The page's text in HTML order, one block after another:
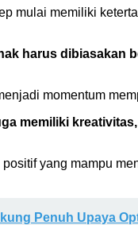
mulai memiliki
harus dibiasakan
momentum
memiliki
yang mampu
Penuh Upaya